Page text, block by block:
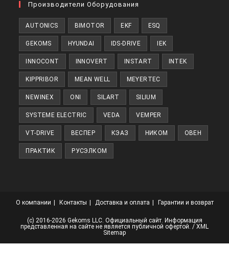
Производители Оборудования
AUTONICS BIMOTOR EKF ESQ
GEKOMS HYUNDAI IDS-DRIVE IEK
INNOCONT INNOVERT INSTART INTEK
KIPPRIBOR MEAN WELL MEYERTEC
NEWINEX ONI SILART SILIUM
SYSTEME ELECTRIC VEDA VEMPER
VT-DRIVE ВЕСПЕР КЭАЗ НИКОМ ОВЕН
ПРАКТИК РУСЭЛКОМ
О компании Контакты Доставка и оплата Гарантии и возврат
(с) 2016-2026 Gekoms LLC. Официальный сайт. Информация
представленная на сайте не является публичной офертой. / XML
Sitemap